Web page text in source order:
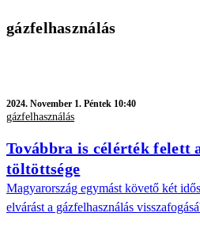
gázfelhasználás
2024. November 1. Péntek 10:40
gázfelhasználás
Továbbra is célérték felett
töltöttsége
Magyarország egymást követő két
elvárást a gázfelhasználás